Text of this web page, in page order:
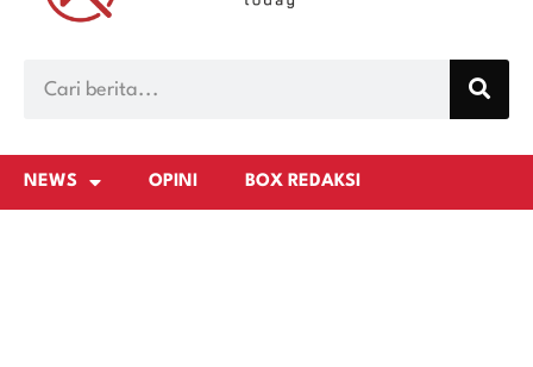
NEWS OPINI BOX REDAKSI